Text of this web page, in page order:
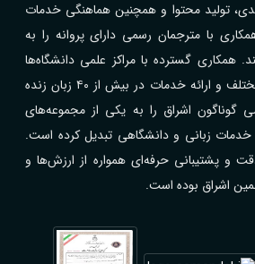
تولید محتوا و همچنین هماهنگی خدمات
با مترجمان رسمی دارای پروانه را به
همکاری گسترده با مراکز علمی دانشگاه‌ها
شرکت‌ها و سازمان‌های مختلف و ارائه خدمات در بیش از ۴۰ زبان زنده
گوناگون اشراق را به یکی از مجموعه‌های
زبانی و دانشگاهی تبدیل کرده است.
و پشتیبانی حرفه‌ای همواره از ارزش‌ها و
اشراق بوده است.